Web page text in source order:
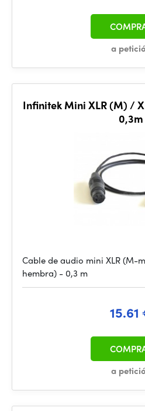
a
Infinitek Mini XLR (M) /
0,3m
Cable de audio mini XLR (M-
hembra) - 0,3 m
15.61
a